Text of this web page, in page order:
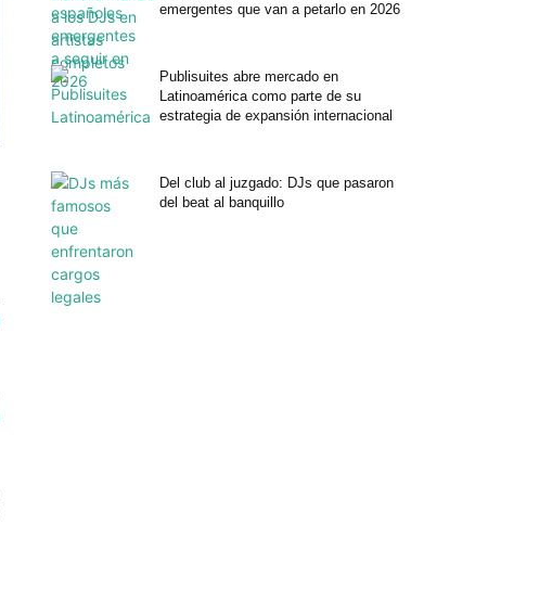
emergentes que van a petarlo en 2026
Publisuites abre mercado en
Latinoamérica como parte de su
estrategia de expansión internacional
Del club al juzgado: DJs que pasaron
del beat al banquillo